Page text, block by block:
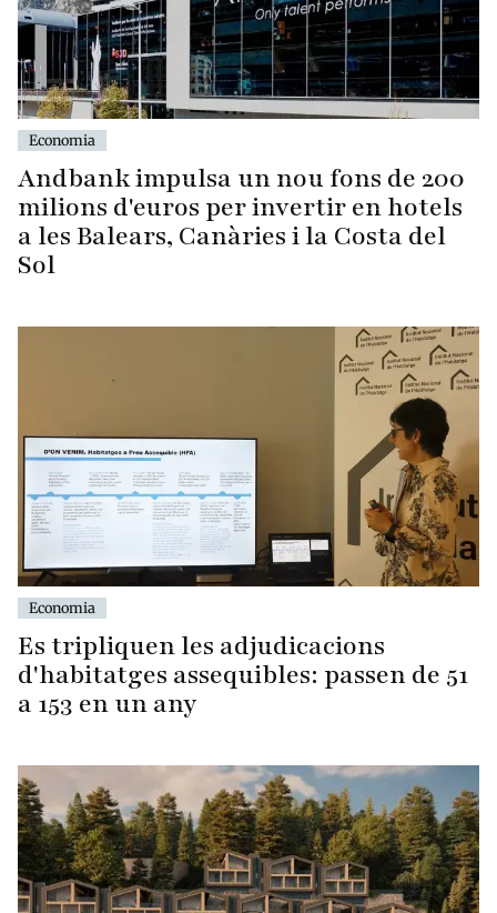
Economia
Andbank impulsa un nou fons de 200
milions d'euros per invertir en hotels
a les Balears, Canàries i la Costa del
Sol
Economia
Es tripliquen les adjudicacions
d'habitatges assequibles: passen de 51
a 153 en un any